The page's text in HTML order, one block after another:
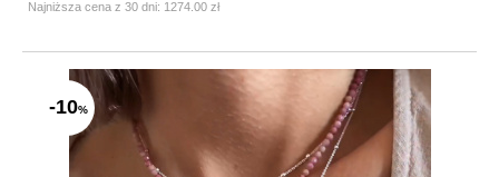
Najniższa cena z 30 dni: 1274.00 zł
-10%